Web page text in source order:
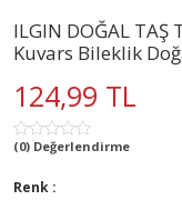
ILGIN DOĞAL TAŞ
Kuvars Bileklik
124,99 TL
(0) Değerlendirme
Renk :